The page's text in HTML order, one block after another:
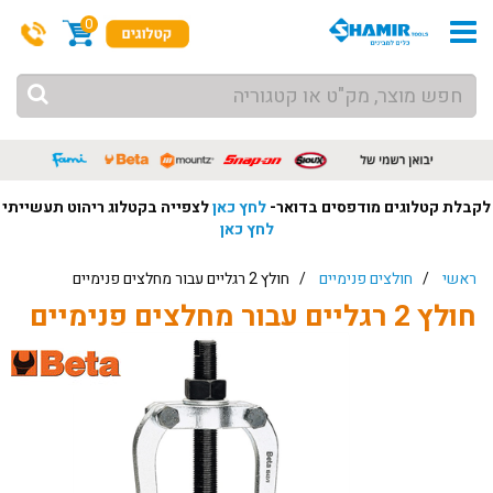
0
לקבלת קטלוגים מודפסים בדואר-לחץ כאןלצפייה בקטלוג ריהוט תעשייתי
לחץ כאן
ראשי / חולצים פנימיים / חולץ 2 רגליים עבור מחלצים פנימיים
חולץ 2 רגליים עבור מחלצים פנימיים